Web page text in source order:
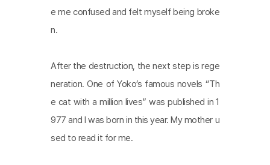
e me confused and felt myself being broke
n.
After the destruction, the next step is rege
neration. One of Yoko’s famous novels “Th
e cat with a million lives” was published in 1
977 and I was born in this year. My mother u
sed to read it for me.